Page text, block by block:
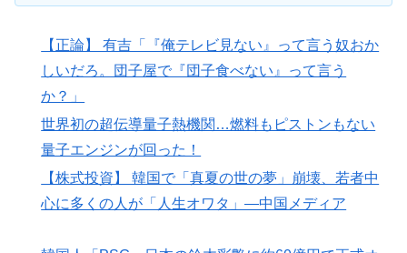
【正論】 有吉「『俺テレビ見ない』って言う奴おか
しいだろ。団子屋で『団子食べない』って言う
か？」
世界初の超伝導量子熱機関…燃料もピストンもない
量子エンジンが回った！
【株式投資】 韓国で「真夏の世の夢」崩壊、若者中
心に多くの人が「人生オワタ」―中国メディア